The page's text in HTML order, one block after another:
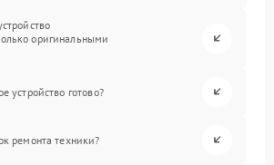
оригинальными
устройство готово?
ремонта техники?